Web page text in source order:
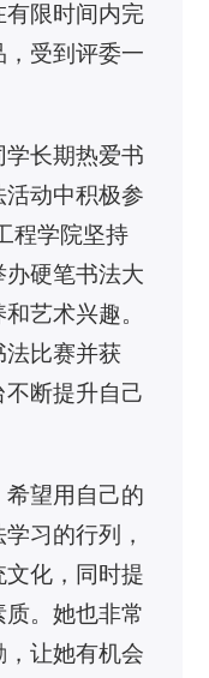
有限时间内完
受到评委一
长期热爱书
动中积极参
程学院坚持
硬笔书法大
艺术兴趣。
法比赛并获
断提升自己
望用自己的
习的行列，
化，同时提
。她也非常
让她有机会